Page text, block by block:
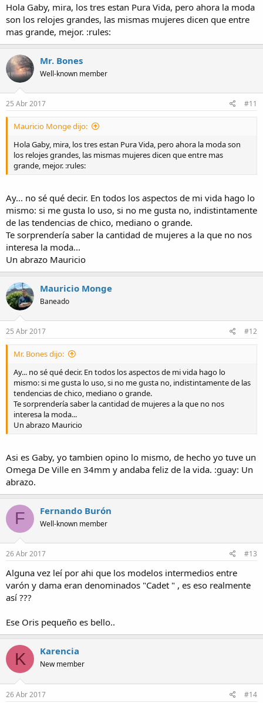
Hola Gaby, mira, los tres estan Pura Vida, pero ahora la moda
son los relojes grandes, las mismas mujeres dicen que entre
mas grande, mejor. :rules:
Mr. Bones
Well-known member
25 Abr 2017 #11
Mauricio Monge dijo:
Hola Gaby, mira, los tres estan Pura Vida, pero ahora la moda son
los relojes grandes, las mismas mujeres dicen que entre mas
grande, mejor. :rules:
Ay... no sé qué decir. En todos los aspectos de mi vida hago lo
mismo: si me gusta lo uso, si no me gusta no, indistintamente
de las tendencias de chico, mediano o grande.
Te sorprendería saber la cantidad de mujeres a la que no nos
interesa la moda...
Un abrazo Mauricio
Mauricio Monge
Baneado
25 Abr 2017 #12
Mr. Bones dijo:
Ay... no sé qué decir. En todos los aspectos de mi vida hago lo
mismo: si me gusta lo uso, si no me gusta no, indistintamente de las
tendencias de chico, mediano o grande.
Te sorprendería saber la cantidad de mujeres a la que no nos
interesa la moda...
Un abrazo Mauricio
Asi es Gaby, yo tambien opino lo mismo, de hecho yo tuve un
Omega De Ville en 34mm y andaba feliz de la vida. :guay: Un
abrazo.
F Fernando Burón
Well-known member
26 Abr 2017 #13
Alguna vez leí por ahi que los modelos intermedios entre
varón y dama eran denominados "Cadet " , es eso realmente
así ???
Ese Oris pequeño es bello..
K Karencia
New member
26 Abr 2017 #14